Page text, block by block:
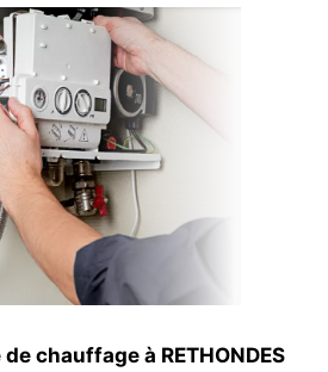
chauffage à RETHONDES